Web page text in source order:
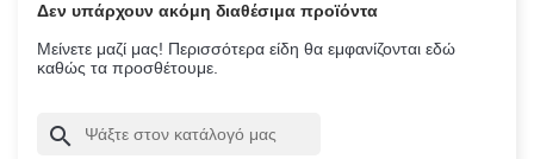
Δεν υπάρχουν ακόμη διαθέσιμα προϊόντα
Μείνετε μαζί μας! Περισσότερα είδη θα εμφανίζονται εδώ
καθώς τα προσθέτουμε.
search